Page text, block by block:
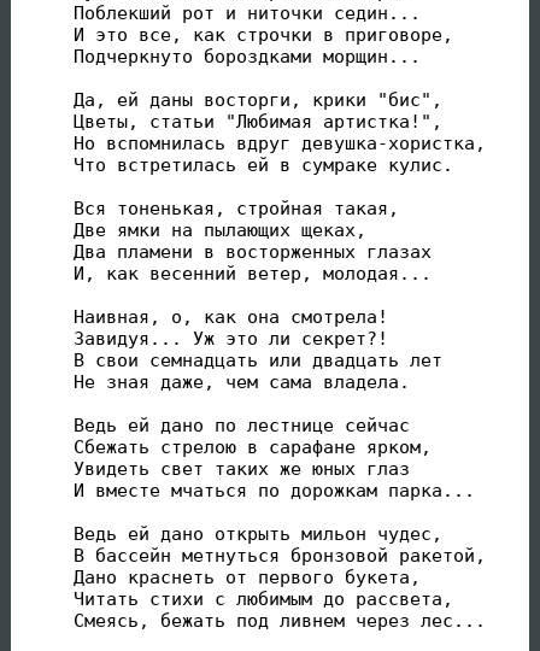
Поблекший рот и ниточки седин...
И это все, как строчки в приговоре,
Подчеркнуто бороздками морщин...
Да, ей даны восторги, крики "бис",
Цветы, статьи "Любимая артистка!",
Но вспомнилась вдруг девушка-хористка,
Что встретилась ей в сумраке кулис.
Вся тоненькая, стройная такая,
Две ямки на пылающих щеках,
Два пламени в восторженных глазах
И, как весенний ветер, молодая...
Наивная, о, как она смотрела!
Завидуя... Уж это ли секрет?!
В свои семнадцать или двадцать лет
Не зная даже, чем сама владела.
Ведь ей дано по лестнице сейчас
Сбежать стрелою в сарафане ярком,
Увидеть свет таких же юных глаз
И вместе мчаться по дорожкам парка...
Ведь ей дано открыть мильон чудес,
В бассейн метнуться бронзовой ракетой,
Дано краснеть от первого букета,
Читать стихи с любимым до рассвета,
Смеясь, бежать под ливнем через лес...